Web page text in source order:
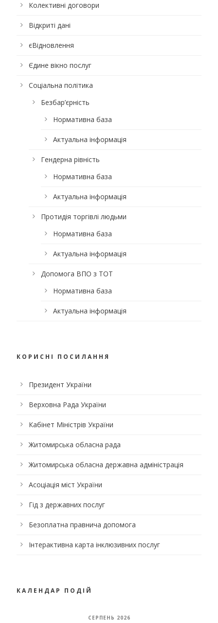
Колективні договори
Відкриті дані
єВідновлення
Єдине вікно послуг
Соціальна політика
Безбар’єрність
Нормативна база
Актуальна інформація
Гендерна рівність
Нормативна база
Актуальна інформація
Протидія торгівлі людьми
Нормативна база
Актуальна інформація
Допомога ВПО з ТОТ
Нормативна база
Актуальна інформація
КОРИСНІ ПОСИЛАННЯ
Президент України
Верховна Рада України
Кабінет Міністрів України
Житомирська обласна рада
Житомирська обласна державна адміністрація
Асоціація міст України
Гід з державних послуг
Безоплатна правнича допомога
Інтерактивна карта інклюзивних послуг
КАЛЕНДАР ПОДІЙ
СЕРПЕНЬ 2026